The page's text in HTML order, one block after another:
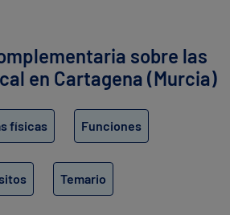
sobre las
en Cartagena (Murcia)
físicas Funciones
Temario